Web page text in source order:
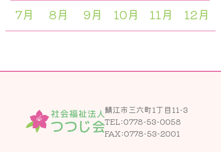
7月
8月 9月 10月 11月 12月
鯖江市三六町1丁目11-3
TEL:0778-53-0058
FAX:0778-53-2001